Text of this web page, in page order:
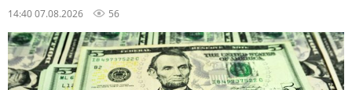
14:40 07.08.2026 56